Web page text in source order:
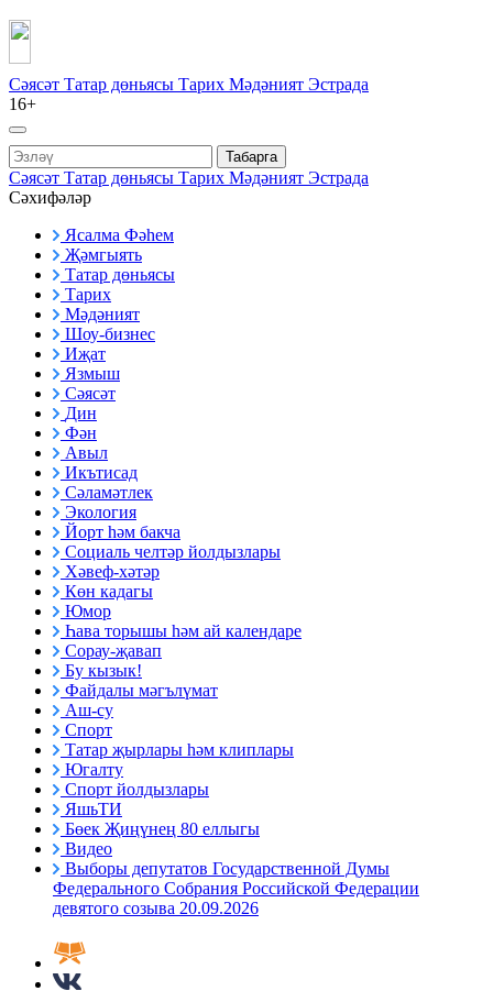
Сәясәт Татар дөньясы Тарих Мәдәният Эстрада
16+
Табарга
Сәясәт Татар дөньясы Тарих Мәдәният Эстрада
Сәхифәләр
Ясалма Фәһем
Җәмгыять
Татар дөньясы
Тарих
Мәдәният
Шоу-бизнес
Иҗат
Язмыш
Сәясәт
Дин
Фән
Авыл
Икътисад
Сәламәтлек
Экология
Йорт һәм бакча
Социаль челтәр йолдызлары
Хәвеф-хәтәр
Көн кадагы
Юмор
Һава торышы һәм ай календаре
Сорау-җавап
Бу кызык!
Файдалы мәгълүмат
Аш-су
Спорт
Татар җырлары һәм клиплары
Югалту
Спорт йолдызлары
ЯшьТИ
Бөек Җиңүнең 80 еллыгы
Видео
Выборы депутатов Государственной Думы
Федерального Собрания Российской Федерации
девятого созыва 20.09.2026